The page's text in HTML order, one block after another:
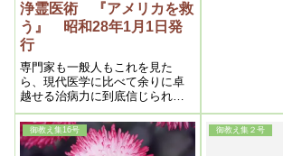
浄霊医術 『アメリカを救
う』 昭和28年1月1日発
行
専門家も一般人もこれを見た
ら、現代医学に比べて余りに卓
越せる治病力に到底信じられな
いであろう。しかも施術の方法
は患者から数尺離れて、空間に
手を翳すだけで、時間は十分乃
御教え集16号 御教え集２号